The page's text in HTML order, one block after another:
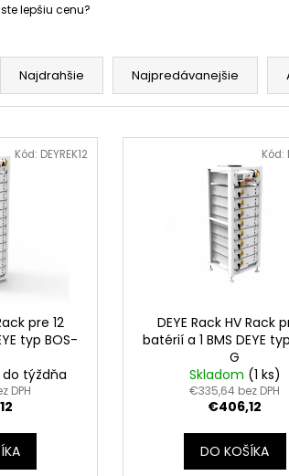
lepšiu cenu?
Najdrahšie Najpredávanejšie
pre 12
typ BOS-
týždňa
DPH
Kód: DEYREK12
DEYE Rack HV Rack
batérií a 1 BMS DEYE
G
Skladom (1 ks)
€335,64 bez DPH
€406,12
DO KOŠÍKA
Kód:
PLUS+
POZEMNÁ ŠIKMÁ
PANELOV VO
€857,14